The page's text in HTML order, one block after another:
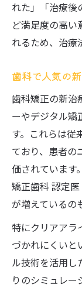
れた」「治療後
ど満足度の高
れるため、治療
歯科で人気の
歯科矯正の新治
ーやデジタル矯
す。これらは従
ており、患者の
価されています
矯正歯科 認定
が増えているの
特にクリアアラ
づかれにくいと
ル技術を活用し
りのシミュレー